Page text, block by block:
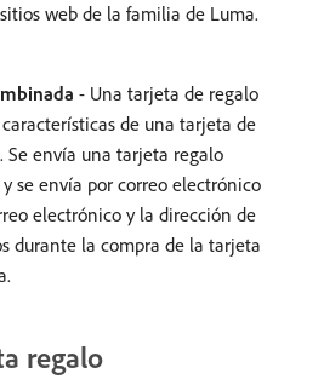
web de la familia de Luma.
- Una tarjeta de regalo
de una tarjeta de
Se envía una tarjeta regalo
se envía por correo electrónico
electrónico y la dirección de
durante la compra de la tarjeta
regalo